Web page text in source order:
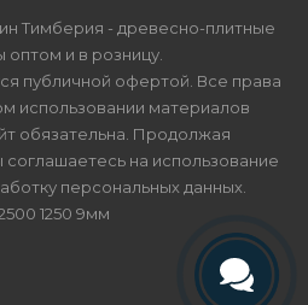
Тимберия - древесно-плитные
оптом и в розницу.
публичной офертой. Все права
использовании материалов
обязательна. Продолжая
соглашаетесь на использование
персональных данных
1250 9мм